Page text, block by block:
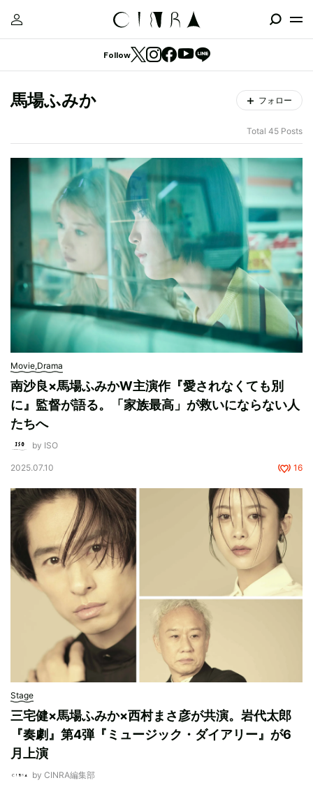
Follow
馬場ふみか フォロー
Total 45 Posts
Movie,Drama
南沙良×馬場ふみかW主演作『愛されなくても別
に』監督が語る。「家族最高」が救いにならない人
たちへ
by ISO
2025.07.10 16
Stage
三宅健×馬場ふみか×西村まさ彦が共演。岩代太郎
『奏劇』第4弾『ミュージック・ダイアリー』が6
月上演
by CINRA編集部